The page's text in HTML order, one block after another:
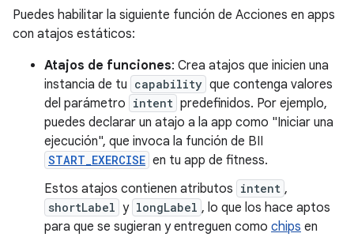
Puedes habilitar la siguiente función de Acciones en apps
con atajos estáticos:
Atajos de funciones: Crea atajos que inicien una
instancia de tu capability que contenga valores
del parámetro intent predefinidos. Por ejemplo,
puedes declarar un atajo a la app como "Iniciar una
ejecución", que invoca la función de BII
START_EXERCISE en tu app de fitness.
Estos atajos contienen atributos intent ,
shortLabel y longLabel , lo que los hace aptos
para que se sugieran y entreguen como chips en